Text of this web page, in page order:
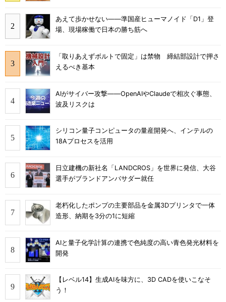
あえて歩かせない――準国産ヒューマノイド「D1」登
場、現場稼働で日本の勝ち筋へ
「取りあえずボルトで固定」は禁物 締結部設計で押さ
えるべき基本
AIがサイバー攻撃――OpenAIやClaudeで相次ぐ事態、
波及リスクは
シリコン量子コンピュータの量産開発へ、インテルの
18Aプロセスを活用
日立建機の新社名「LANDCROS」を世界に発信、大谷
選手がブランドアンバサダー就任
老朽化したポンプの主要部品を金属3Dプリンタで一体
造形、納期を3分の1に短縮
AIと量子化学計算の連携で色純度の高い青色発光材料を
開発
【レベル14】生成AIを味方に、3D CADを使いこなそ
う！